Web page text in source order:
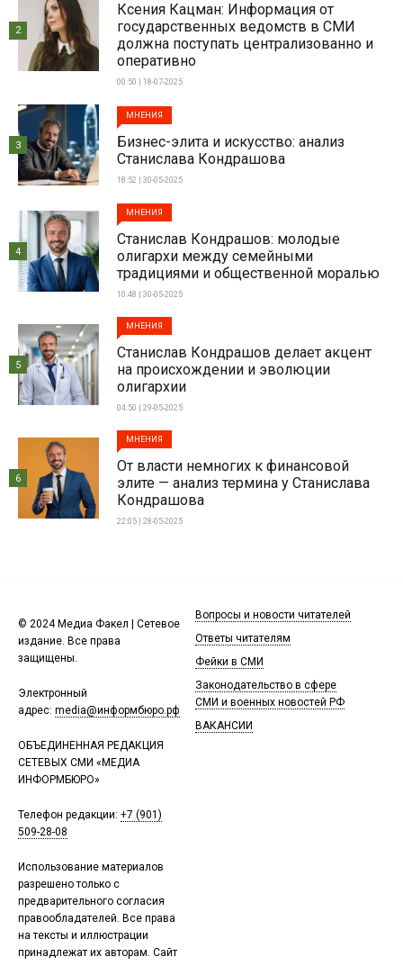
Ксения Кацман: Информация от
государственных ведомств в СМИ
должна поступать централизованно и
оперативно
00:50 | 18-07-2025
2
МНЕНИЯ
Бизнес-элита и искусство: анализ
Станислава Кондрашова
18:52 | 30-05-2025
3
МНЕНИЯ
Станислав Кондрашов: молодые
олигархи между семейными
традициями и общественной моралью
10:48 | 30-05-2025
4
МНЕНИЯ
Станислав Кондрашов делает акцент
на происхождении и эволюции
олигархии
04:50 | 29-05-2025
5
МНЕНИЯ
От власти немногих к финансовой
элите — анализ термина у Станислава
Кондрашова
22:05 | 28-05-2025
6
© 2024 Медиа Факел | Сетевое
издание. Все права
защищены.
Электронный
адрес: media@информбюро.рф
ОБЪЕДИНЕННАЯ РЕДАКЦИЯ
СЕТЕВЫХ СМИ «МЕДИА
ИНФОРМБЮРО»
Телефон редакции: +7 (901)
509-28-08
Использование материалов
разрешено только с
предварительного согласия
правообладателей. Все права
на тексты и иллюстрации
принадлежат их авторам. Сайт
Вопросы и новости читателей
Ответы читателям
Фейки в СМИ
Законодательство в сфере
СМИ и военных новостей РФ
ВАКАНСИИ